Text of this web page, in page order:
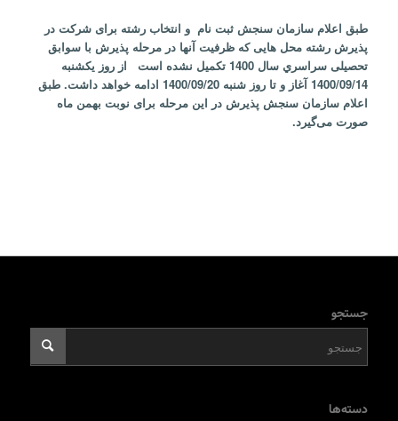
طبق اعلام سازمان سنجش ثبت نام و انتخاب رشته برای شرکت در
پذیرش رشته محل هایی که ظرفیت آنها در مرحله پذیرش با سوابق
تحصیلی سراسري سال 1400 تکمیل نشده است از روز يکشنبه
1400/09/14 آغاز و تا روز شنبه 1400/09/20 ادامه خواهد داشت. طبق
اعلام سازمان سنجش پذيرش در این مرحله برای نوبت بهمن ماه
صورت می‌گیرد.
جستجو
دسته‌ها